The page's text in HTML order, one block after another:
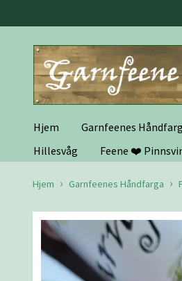
Hjem Garnfeenes
Hillesvåg
Feene ❤️
Hjem Garnfeenes Håndfarga